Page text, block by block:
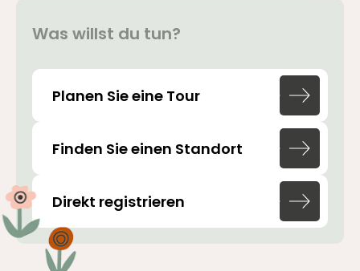
Was willst du tun?
Planen Sie eine Tour
Finden Sie einen Standort
Direkt registrieren